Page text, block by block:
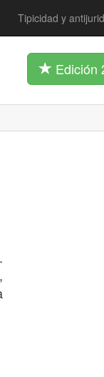
Tipicidad y
Edición
,